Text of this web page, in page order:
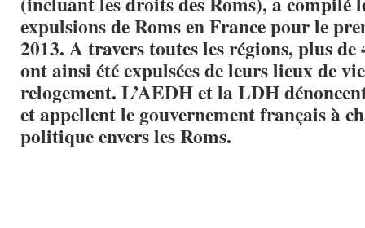
expulsions de Roms en France pour le
2013. A travers toutes les régions, plus de
ont ainsi été expulsées de leurs lieux de
relogement. L’AEDH et la LDH
et appellent le gouvernement français à
politique envers les Roms.